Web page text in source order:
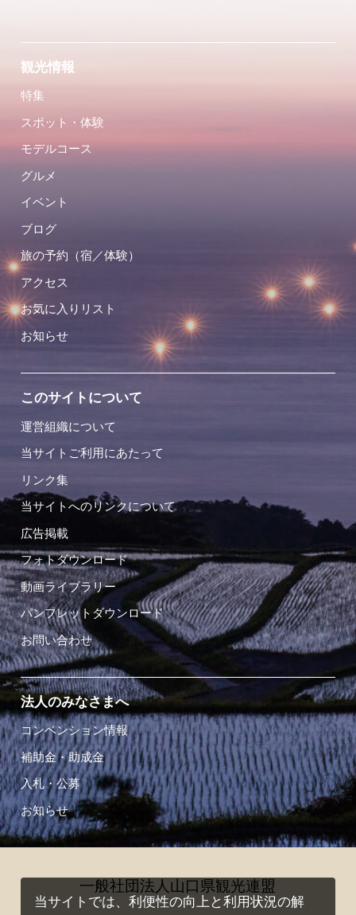
観光情報
特集
スポット・体験
モデルコース
グルメ
イベント
ブログ
旅の予約（宿／体験）
アクセス
お気に入りリスト
お知らせ
このサイトについて
運営組織について
当サイトご利用にあたって
リンク集
当サイトへのリンクについて
広告掲載
フォトダウンロード
動画ライブラリー
パンフレットダウンロード
お問い合わせ
法人のみなさまへ
コンベンション情報
補助金・助成金
入札・公募
お知らせ
一般社団法人山口県観光連盟
当サイトでは、利便性の向上と利用状況の解